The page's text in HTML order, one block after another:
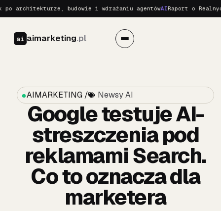
budowie i wdrażaniu agentówAIRaport o Realnych
ai aimarketing.pl
AIMARKETING / Newsy AI
Google testuje AI-
streszczenia pod
reklamami Search.
Co to oznacza dla
marketera